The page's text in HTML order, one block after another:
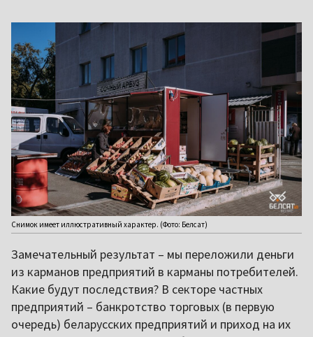
Снимок имеет иллюстративный характер. (Фото: Белсат)
Замечательный результат – мы переложили деньги
из карманов предприятий в карманы потребителей.
Какие будут последствия? В секторе частных
предприятий – банкротство торговых (в первую
очередь) беларусских предприятий и приход на их